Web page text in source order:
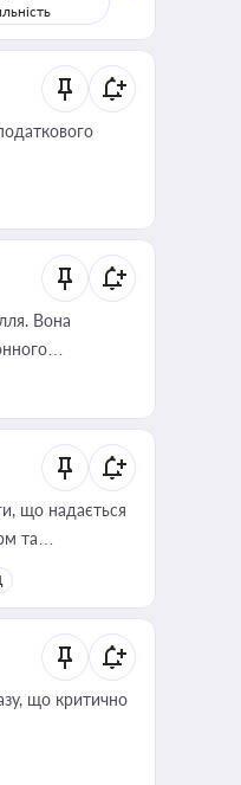
Вона
що надається
та
що критично